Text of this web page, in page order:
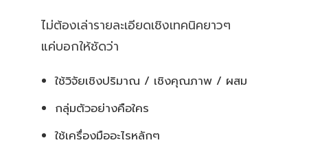
ไม่ต้องเล่ารายละเอียดเชิงเทคนิคยาวๆ
แค่บอกให้ชัดว่า
ใช้วิจัยเชิงปริมาณ / เชิงคุณภาพ / ผสม
กลุ่มตัวอย่างคือใคร
ใช้เครื่องมืออะไรหลักๆ